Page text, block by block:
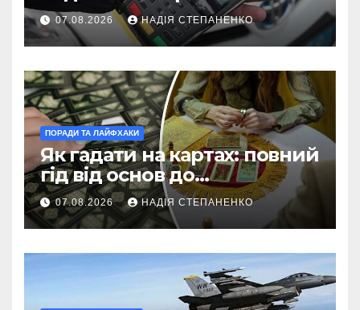
07.08.2026 НАДІЯ СТЕПАНЕНКО
ПОРАДИ ТА ЛАЙФХАКИ
Як гадати на картах: повний
гід від основ до
майстерності
07.08.2026 НАДІЯ СТЕПАНЕНКО